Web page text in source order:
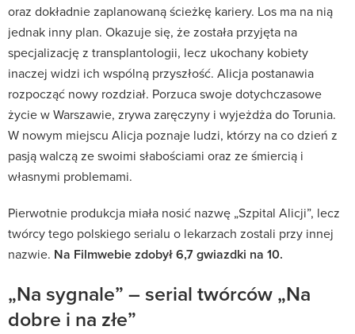
oraz dokładnie zaplanowaną ścieżkę kariery. Los ma na nią
jednak inny plan. Okazuje się, że została przyjęta na
specjalizację z transplantologii, lecz ukochany kobiety
inaczej widzi ich wspólną przyszłość. Alicja postanawia
rozpocząć nowy rozdział. Porzuca swoje dotychczasowe
życie w Warszawie, zrywa zaręczyny i wyjeżdża do Torunia.
W nowym miejscu Alicja poznaje ludzi, którzy na co dzień z
pasją walczą ze swoimi słabościami oraz ze śmiercią i
własnymi problemami.
Pierwotnie produkcja miała nosić nazwę „Szpital Alicji”, lecz
twórcy tego polskiego serialu o lekarzach zostali przy innej
nazwie. Na Filmwebie zdobył 6,7 gwiazdki na 10.
„Na sygnale” – serial twórców „Na
dobre i na złe”